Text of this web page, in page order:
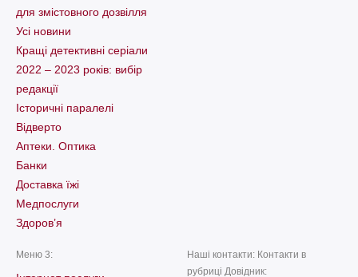
для змістовного дозвілля
Усі новини
Кращі детективні серіали
2022 – 2023 років: вибір
редакції
Історичні паралелі
Відверто
Аптеки. Оптика
Банки
Доставка їжі
Медпослуги
Здоров’я
Меню 3:
Наші контакти: Контакти в
рубриці Довідник: